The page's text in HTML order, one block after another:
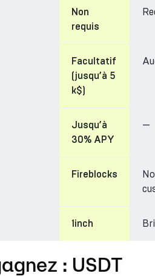
Non
requis
Facultatif
(jusqu’à 5
k$)
Jusqu’à
30% APY
—
Fireblocks
1inch
: USDT